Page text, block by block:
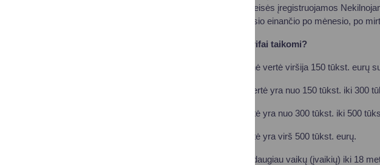
įgytos nuosavybės teisės įregistruojamos
skaičiuoti nuo mėnesio einančio po mėnesio, po
Kokie mokesčio tarifai taikomi?
Kai bendra mokestinė vertė viršija 150 tūkst. eurų
• 0,5 proc., kai NT vertė yra nuo 150 tūkst. iki 300
• 1 proc., kai NT vertė yra nuo 300 tūkst. iki 500
• 2 proc., kai NT vertė yra virš 500 tūkst. eurų.
Auginantiems tris ir daugiau vaikų (įvaikių) iki 18